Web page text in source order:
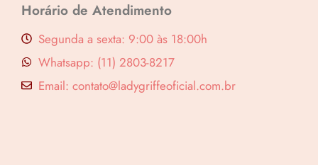
Horário de Atendimento
Segunda a sexta: 9:00 às 18:00h
Whatsapp: (11) 2803-8217
Email: contato@ladygriffeoficial.com.br